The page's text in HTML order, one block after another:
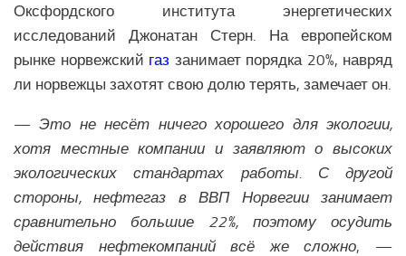
Оксфордского института энергетических
исследований Джонатан Стерн. На европейском
рынке норвежский газ занимает порядка 20%, навряд
ли норвежцы захотят свою долю терять, замечает он.
— Это не несёт ничего хорошего для экологии,
хотя местные компании и заявляют о высоких
экологических стандартах работы. С другой
стороны, нефтегаз в ВВП Норвегии занимает
сравнительно большие 22%, поэтому осудить
действия нефтекомпаний всё же сложно, —